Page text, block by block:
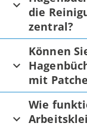
die
zentral?
Können
mit
Wie